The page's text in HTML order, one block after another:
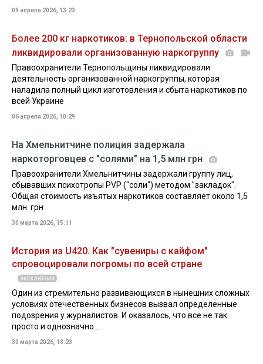
09 апреля 2026, 13:23
Более 200 кг наркотиков: в Тернопольской области
ликвидировали организованную наркогруппу
Правоохранители Тернопольщины ликвидировали
деятельность организованной наркогруппы, которая
наладила полный цикл изготовления и сбыта наркотиков по
всей Украине
06 апреля 2026, 10:29
На Хмельнитчине полиция задержала
наркоторговцев с "солями" на 1,5 млн грн
Правоохранители Хмельнитчины задержали группу лиц,
сбывавших психотропы PVP ("соли") методом "закладок".
Общая стоимость изъятых наркотиков составляет около 1,5
млн. грн
30 марта 2026, 15:11
История из U420. Как "сувениры с кайфом"
спровоцировали погромы по всей стране
Один из стремительно развивающихся в нынешних сложных
условиях отечественных бизнесов вызвал определенные
подозрения у журналистов. И оказалось, что все не так
просто и однозначно...
30 марта 2026, 13:23